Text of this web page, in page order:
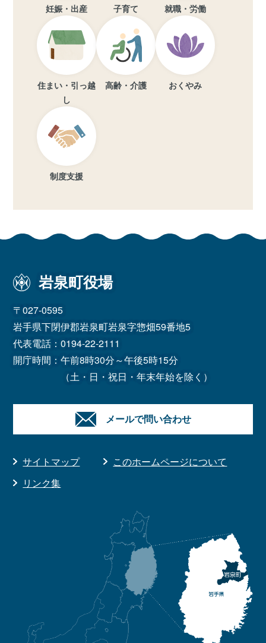
妊娠・出産 子育て 就職・労働
住まい・引っ越
し
高齢・介護 おくやみ
制度支援
岩泉町役場
〒027-0595
岩手県下閉伊郡岩泉町岩泉字惣畑59番地5
代表電話：0194-22-2111
開庁時間：午前8時30分～午後5時15分
（土・日・祝日・年末年始を除く）
メールで問い合わせ
サイトマップ
このホームページについて
リンク集